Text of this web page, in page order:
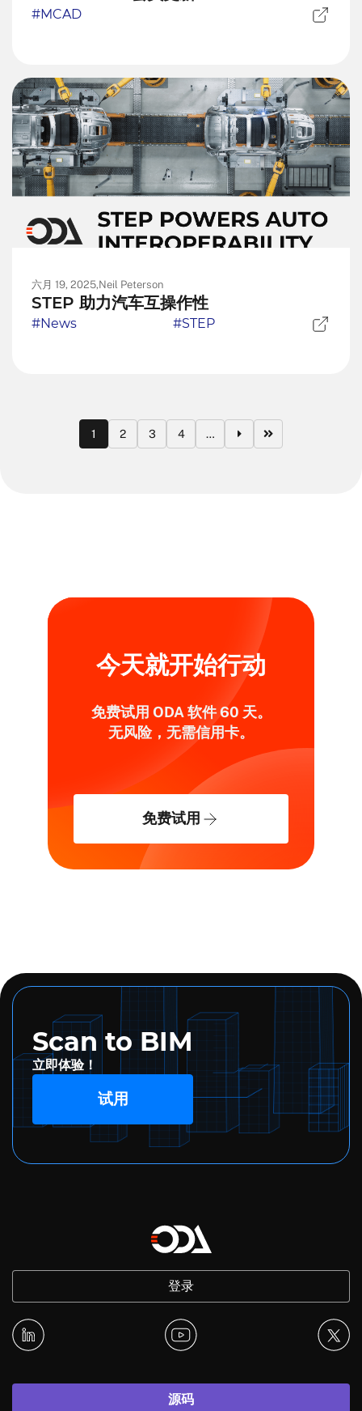
#MCAD
六月 19, 2025,Neil Peterson
STEP 助力汽车互操作性
#News #STEP
1 2 3 4 …
今天就开始行动
免费试用 ODA 软件 60 天。
无风险，无需信用卡。
免费试用
Scan to BIM
立即体验！
试用
登录
源码